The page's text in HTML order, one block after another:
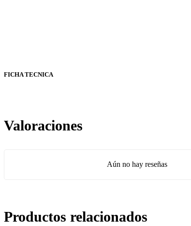
FICHA TECNICA
Valoraciones
Aún no hay reseñas
Productos relacionados